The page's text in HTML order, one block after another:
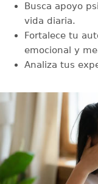
Busca apoyo
vida diaria.
Fortalece tu
emocional y
Analiza tus